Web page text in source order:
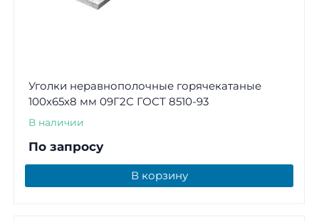
Уголки неравнополочные горячекатаные
100х65х8 мм 09Г2С ГОСТ 8510-93
В наличии
По запросу
В корзину